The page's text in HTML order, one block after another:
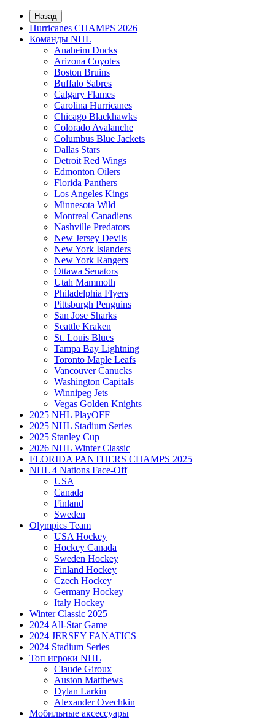
Назад
Hurricanes CHAMPS 2026
Команды NHL
Anaheim Ducks
Arizona Coyotes
Boston Bruins
Buffalo Sabres
Calgary Flames
Carolina Hurricanes
Chicago Blackhawks
Colorado Avalanche
Columbus Blue Jackets
Dallas Stars
Detroit Red Wings
Edmonton Oilers
Florida Panthers
Los Angeles Kings
Minnesota Wild
Montreal Canadiens
Nashville Predators
New Jersey Devils
New York Islanders
New York Rangers
Ottawa Senators
Utah Mammoth
Philadelphia Flyers
Pittsburgh Penguins
San Jose Sharks
Seattle Kraken
St. Louis Blues
Tampa Bay Lightning
Toronto Maple Leafs
Vancouver Canucks
Washington Capitals
Winnipeg Jets
Vegas Golden Knights
2025 NHL PlayOFF
2025 NHL Stadium Series
2025 Stanley Cup
2026 NHL Winter Classic
FLORIDA PANTHERS CHAMPS 2025
NHL 4 Nations Face-Off
USA
Canada
Finland
Sweden
Olympics Team
USA Hockey
Hockey Canada
Sweden Hockey
Finland Hockey
Czech Hockey
Germany Hockey
Italy Hockey
Winter Classic 2025
2024 All-Star Game
2024 JERSEY FANATICS
2024 Stadium Series
Топ игроки NHL
Claude Giroux
Auston Matthews
Dylan Larkin
Alexander Ovechkin
Мобильные аксессуары